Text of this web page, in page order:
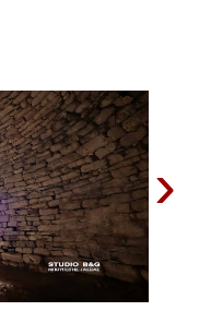
›